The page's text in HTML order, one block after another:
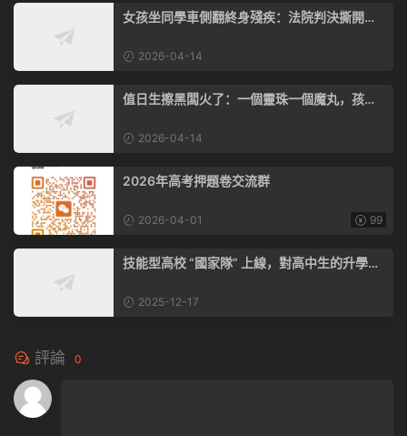
女孩坐同學車側翻終身殘疾：法院判決撕開
2026-04-14
值日生擦黑闆火了：一個靈珠一個魔丸，孩子
2026-04-14
2026年高考押題卷交流群
2026-04-01 99
技能型高校 “國家隊” 上線，對高中生的升學、
2025-12-17
評論 0